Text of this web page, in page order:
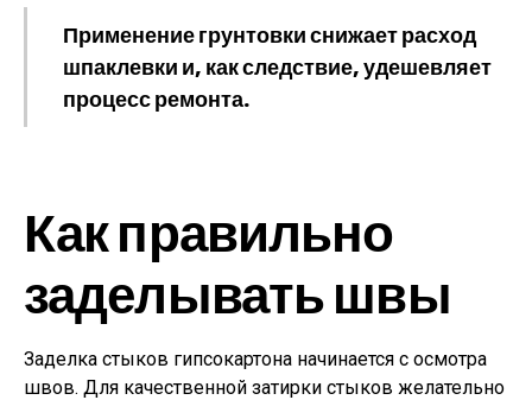
Применение грунтовки снижает расход
шпаклевки и, как следствие, удешевляет
процесс ремонта.
Как правильно
заделывать швы
Заделка стыков гипсокартона начинается с осмотра
швов. Для качественной затирки стыков желательно